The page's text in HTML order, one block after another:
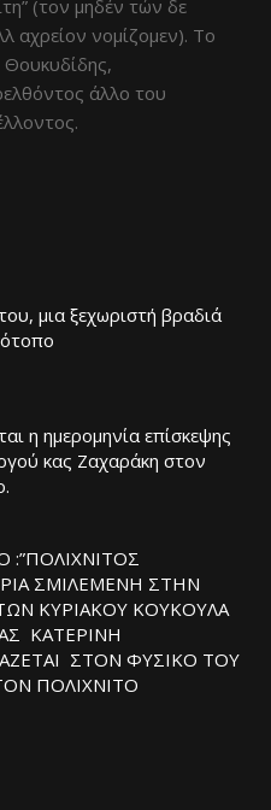
(τον μηδέν τών δε
αχρείον νομίζομεν). Το
Θουκυδίδης,
άλλο του
μια ξεχωριστή βραδιά
η ημερομηνία επίσκεψης
κας Ζαχαράκη στον
:”ΠΟΛΙΧΝΙΤΟΣ
ΣΜΙΛΕΜΕΝΗ ΣΤΗΝ
ΚΥΡΙΑΚΟΥ ΚΟΥΚΟΥΛΑ
ΚΑΤΕΡΙΝΗ
ΣΤΟΝ ΦΥΣΙΚΟ ΤOY
ΠΟΛΙΧΝΙΤΟ